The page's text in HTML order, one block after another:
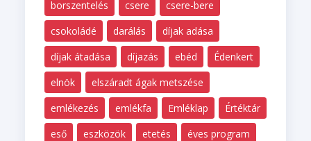
borszentelés
csere
csere-bere
csokoládé
darálás
díjak adása
díjak átadása
díjazás ebéd
Édenkert
elnök
elszáradt ágak metszése
emlékezés
emlékfa Emléklap
Értéktár
eső
eszközök etetés
éves program